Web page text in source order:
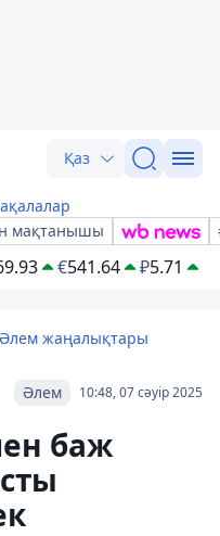
Қаз
мақтанышы
€541.64 ₽5.71
Әлем жаңалықтары
10:48, 07 сәуір 2025
Әлем
баж